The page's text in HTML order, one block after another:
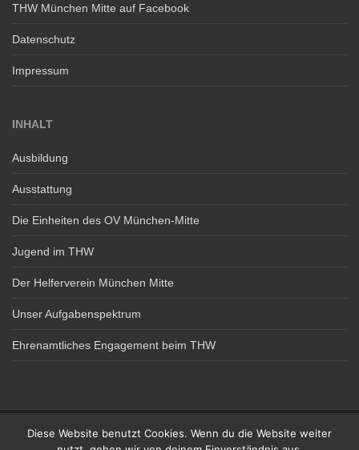
THW München Mitte auf Facebook
Datenschutz
Impressum
INHALT
Ausbildung
Ausstattung
Die Einheiten des OV München-Mitte
Jugend im THW
Der Helferverein München Mitte
Unser Aufgabenspektrum
Ehrenamtliches Engagement beim THW
DATENSCHUTZ IMPRESSUM
Diese Website benutzt Cookies. Wenn du die Website weiter